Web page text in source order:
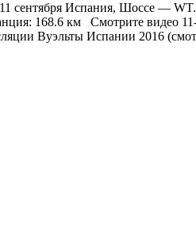
сентября Испания, Шоссе —
168.6 км Смотрите видео
Вуэльты Испании 2016